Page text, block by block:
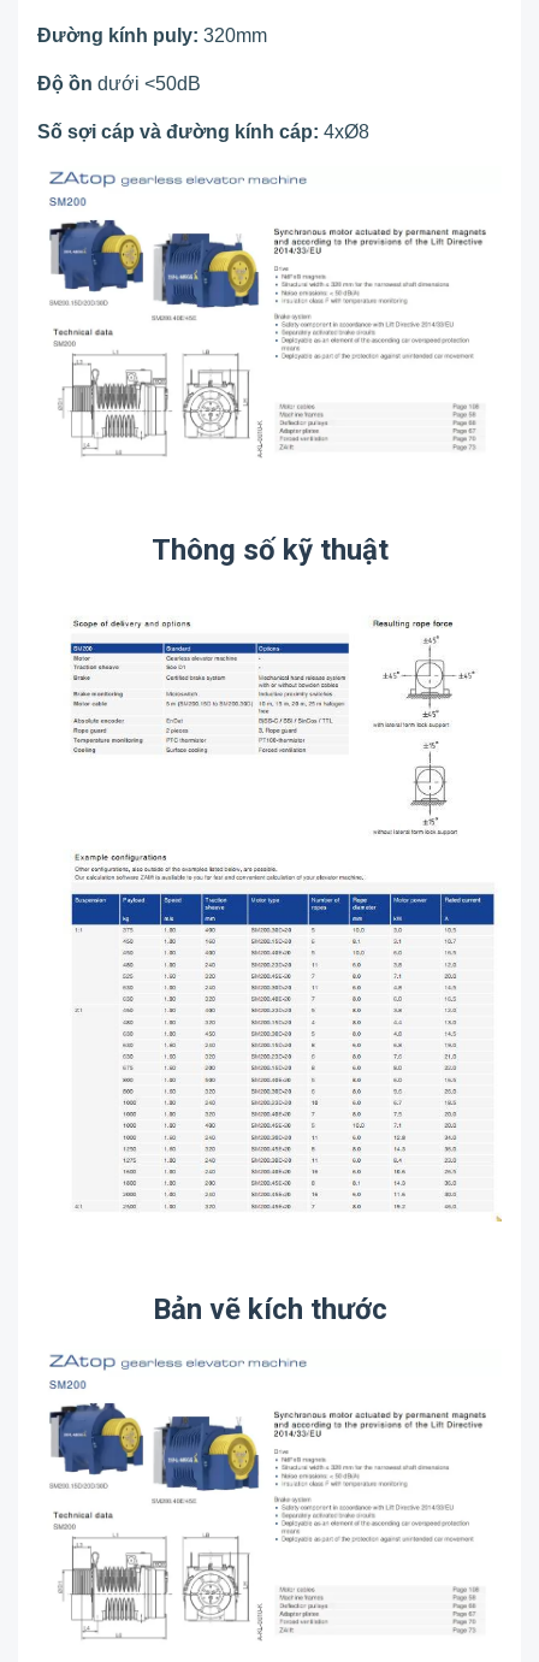
Đường kính puly: 320mm
Độ ồn dưới <50dB
Số sợi cáp và đường kính cáp: 4xØ8
Thông số kỹ thuật
Bản vẽ kích thước